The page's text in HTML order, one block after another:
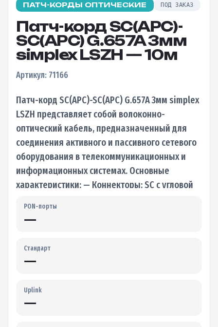
ПАТЧ-КОРДЫ ОПТИЧЕСКИЕ ПОД ЗАКАЗ
Патч-корд SC(APC)-
SC(APC) G.657A 3мм
siмplex LSZH — 10м
Артикул: 71166
Патч-корд SC(APC)-SC(APC) G.657A 3мм simplex
LSZH представляет собой волоконно-
оптический кабель, предназначенный для
соединения активного и пассивного сетевого
оборудования в телекоммуникационных и
информационных системах. Основные
характеристики: — Коннекторы: SC с угловой
PON-порты
—
Стандарт
—
Uplink
—